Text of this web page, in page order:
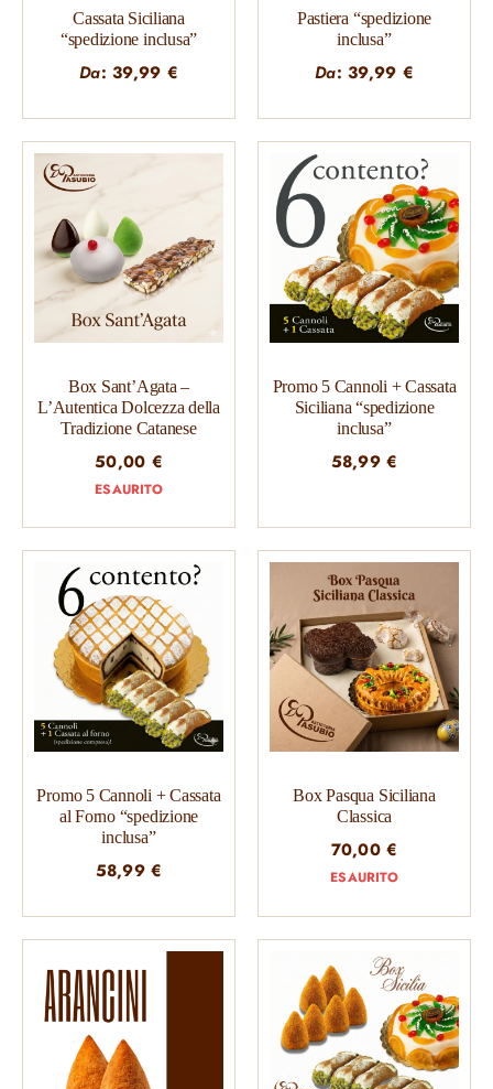
Cassata Siciliana
“spedizione inclusa”
Da:39,99 €
Pastiera “spedizione
inclusa”
Da:39,99 €
Box Sant’Agata –
L’Autentica Dolcezza della
Tradizione Catanese
50,00 €
ESAURITO
Promo 5 Cannoli + Cassata
Siciliana “spedizione
inclusa”
58,99€
Promo 5 Cannoli + Cassata
al Forno “spedizione
inclusa”
58,99€
Box Pasqua Siciliana
Classica
70,00€
ESAURITO